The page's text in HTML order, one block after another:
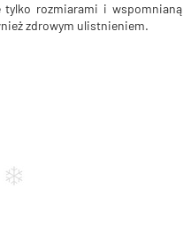
tylko rozmiarami i wspomnianą
zdrowym ulistnieniem.